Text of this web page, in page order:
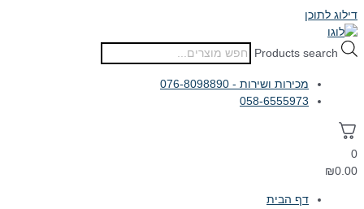
דילוג לתוכן
Products search
מכירות ושירות - 076-8098890
058-6555973
0
₪0.00
דף הבית